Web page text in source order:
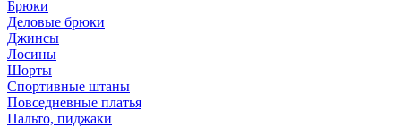
Брюки
Деловые брюки
Джинсы
Лосины
Шорты
Спортивные штаны
Повседневные платья
Пальто, пиджаки